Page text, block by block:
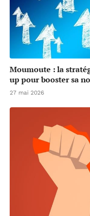
Moumoute : la
up pour booster sa
27 mai 2026